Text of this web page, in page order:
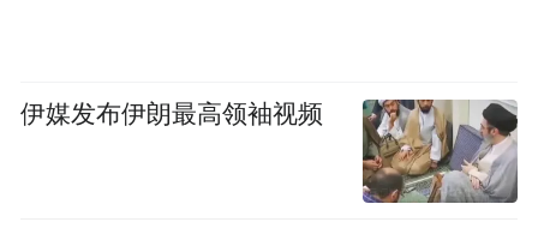
伊媒发布伊朗最高领袖视频